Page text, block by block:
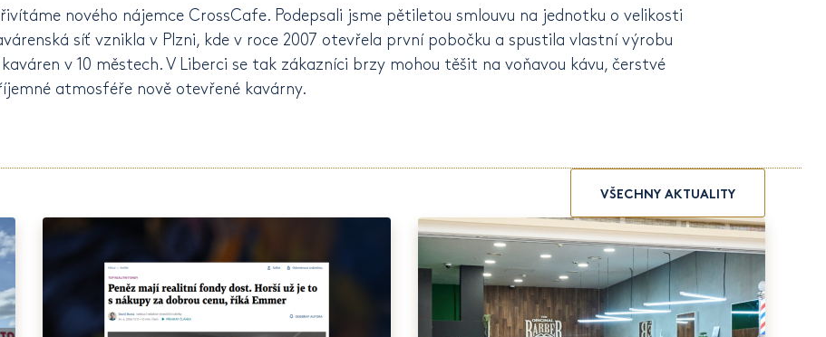
nového nájemce CrossCafe. Podepsali jsme pětiletou smlouvu na jednotku o velikosti
síť vznikla v Plzni, kde v roce 2007 otevřela první pobočku a spustila vlastní výrobu
v 10 městech. V Liberci se tak zákazníci brzy mohou těšit na voňavou kávu, čerstvé
atmosféře nově otevřené kavárny.
VŠECHNY AKTUALITY